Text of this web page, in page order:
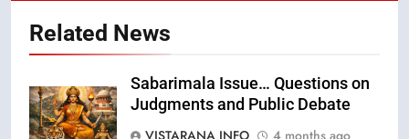
Related News
Sabarimala Issue… Questions on
Judgments and Public Debate